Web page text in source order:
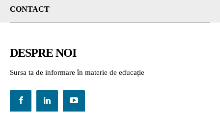
CONTACT
DESPRE NOI
Sursa ta de informare în materie de educație